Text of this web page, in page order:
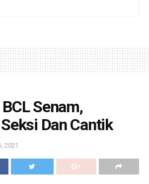
Senam,
Dan Cantik
2021